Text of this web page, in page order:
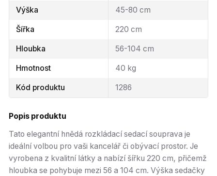
Výška 45-80 cm
Šířka 220 cm
Hloubka 56-104 cm
Hmotnost 40 kg
Kód produktu 1286
Popis produktu
Tato elegantní hnědá rozkládací sedací souprava je
ideální volbou pro vaši kancelář či obývací prostor. Je
vyrobena z kvalitní látky a nabízí šířku 220 cm, přičemž
hloubka se pohybuje mezi 56 a 104 cm. Výška sedačky